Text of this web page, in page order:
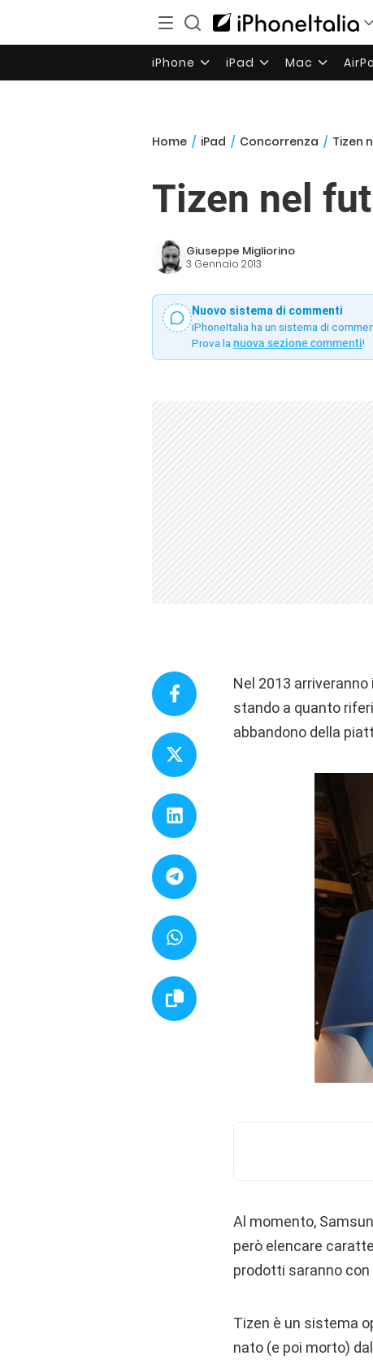
iPhone iPad Mac
Home / iPad / Concorrenza / Tizen
Tizen nel
Giuseppe Migliorino
3 Gennaio 2013
Nuovo sistema di commenti
iPhoneItalia ha un sistema di
Prova la nuova sezione commenti!
Nel 2013
stando a quanto
abbandono della
Al momento,
però elencare
prodotti saranno
Tizen è un sistema
nato (e poi morto)